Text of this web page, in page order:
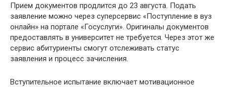
Прием документов продлится до 23 августа. Подать
заявление можно через суперсервис «Поступление в вуз
онлайн» на портале «Госуслуги». Оригиналы документов
предоставлять в университет не требуется. Через этот же
сервис абитуриенты смогут отслеживать статус
заявления и процесс зачисления.
Вступительное испытание включает мотивационное